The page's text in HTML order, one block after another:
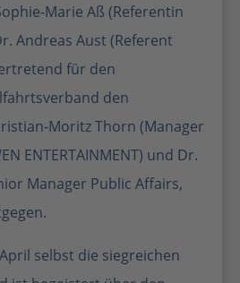
Marie Aß (Referentin
Andreas Aust (Referent
für den
den
Moritz Thorn (Manager
ENTERTAINMENT) und Dr.
Manager Public Affairs,
selbst die siegreichen